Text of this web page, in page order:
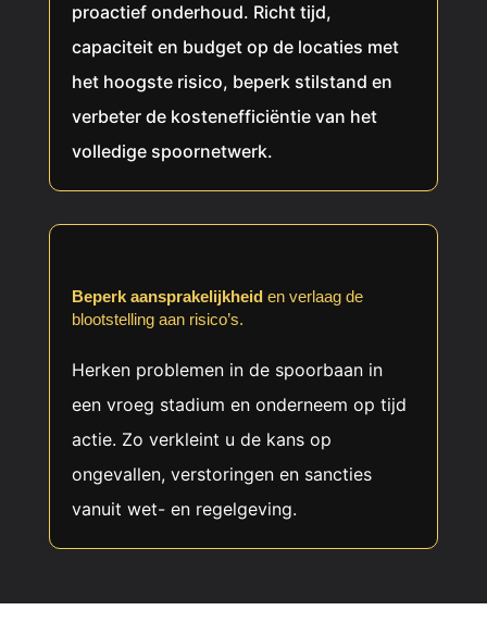
proactief onderhoud. Richt tijd,
capaciteit en budget op de locaties met
het hoogste risico, beperk stilstand en
verbeter de kostenefficiëntie van het
volledige spoornetwerk.
Beperk aansprakelijkheiden verlaag de
blootstelling aan risico’s.
Herken problemen in de spoorbaan in
een vroeg stadium en onderneem op tijd
actie. Zo verkleint u de kans op
ongevallen, verstoringen en sancties
vanuit wet- en regelgeving.